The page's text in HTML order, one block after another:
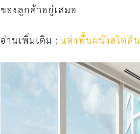
ของลูกค้าอยู่เสมอ
อ่านเพิ่มเติม : แต่งพื้นผนังสไตล์